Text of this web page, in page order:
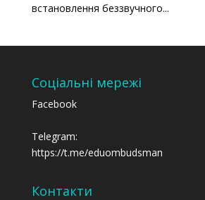
встановлення беззвучного...
Соціальні мережі
Facebook
Telegram:
https://t.me/eduombudsman
Контакти